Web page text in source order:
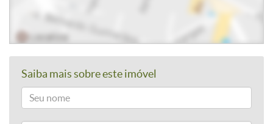
Saiba mais sobre este imóvel